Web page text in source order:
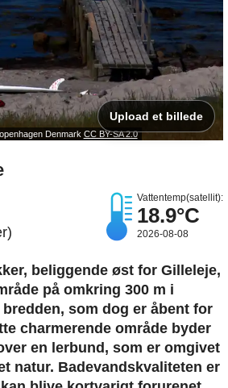
Denmark CC BY-SA 2.0
Upload et billede
Vattentemp(satellit):
18.9°C
2026-08-08
beliggende øst for Gilleleje,
på omkring 300 m i
som dog er åbent for
charmerende område byder
en lerbund, som er omgivet
natur. Badevandskvaliteten er